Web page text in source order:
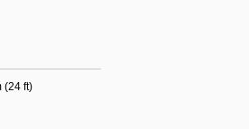
(24 ft)